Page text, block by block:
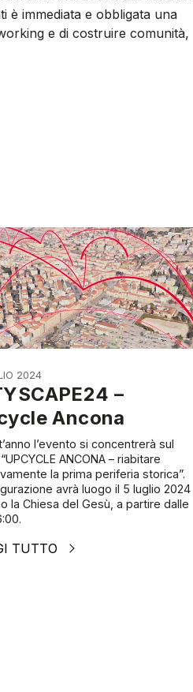
è immediata e obbligata una
e di costruire comunità,
2024
–
Ancona
l’evento si concentrerà sul
ANCONA – riabitare
la prima periferia storica”.
avrà luogo il 5 luglio 2024
la Chiesa del Gesù, a partire dalle
TUTTO